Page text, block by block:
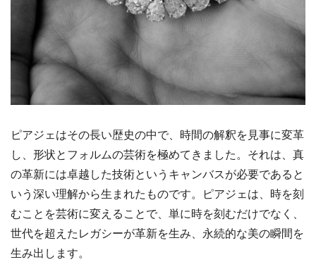
ピアジェはその長い歴史の中で、時間の解釈を見事に変革
し、形状とフォルムの芸術を極めてきました。それは、真
の革新には卓越した技術というキャンバスが必要であると
いう深い理解から生まれたものです。ピアジェは、時を刻
むことを芸術に変えることで、単に時を刻むだけでなく、
世代を超えたレガシーが革新を生み、永続的な美の瞬間を
生み出します。